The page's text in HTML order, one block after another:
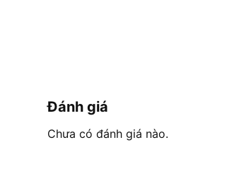
Đánh giá
Chưa có đánh giá nào.